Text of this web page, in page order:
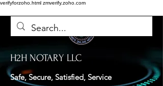
verifyforzoho.html zmverify.zoho.com
H2H NOTARY LLC
Safe, Secure, Satisfied, Service